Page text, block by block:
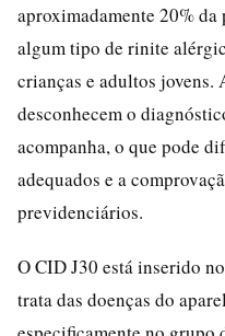
aproximadamente 20%
algum tipo de rinite
crianças e adultos jovens.
desconhecem o
acompanha, o que pode
adequados e a
previdenciários.
O CID J30 está inserido
trata das doenças do